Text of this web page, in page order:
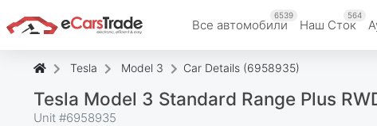
Все автомобили
6539
Наш Cток
564
Tesla Model 3 Car Details (6958935)
Tesla Model 3 Standard Range Plus
Unit #6958935